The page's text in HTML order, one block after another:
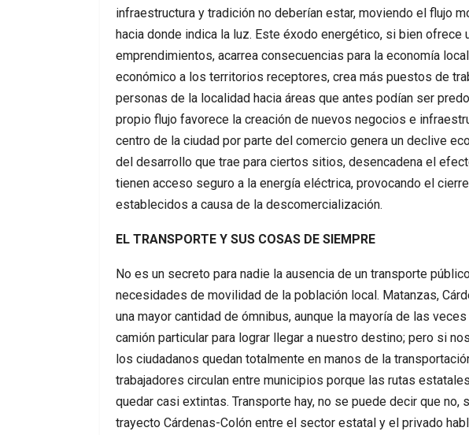
infraestructura y tradición no deberían estar, moviendo el flujo
hacia donde indica la luz. Este éxodo energético, si bien ofrece
emprendimientos, acarrea consecuencias para la economía
económico a los territorios receptores, crea más puestos de
personas de la localidad hacia áreas que antes podían ser
propio flujo favorece la creación de nuevos negocios e
centro de la ciudad por parte del comercio genera un declive
del desarrollo que trae para ciertos sitios, desencadena el
tienen acceso seguro a la energía eléctrica, provocando el
establecidos a causa de la descomercialización.
EL TRANSPORTE Y SUS COSAS DE SIEMPRE
No es un secreto para nadie la ausencia de un transporte
necesidades de movilidad de la población local. Matanzas,
una mayor cantidad de ómnibus, aunque la mayoría de las
camión particular para lograr llegar a nuestro destino; pero si
los ciudadanos quedan totalmente en manos de la
trabajadores circulan entre municipios porque las rutas
quedar casi extintas. Transporte hay, no se puede decir que
trayecto Cárdenas-Colón entre el sector estatal y el privado